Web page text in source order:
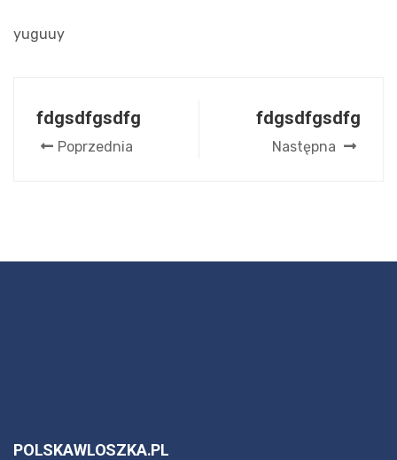
yuguuy
fdgsdfgsdfg
Poprzednia
fdgsdfgsdfg
Następna
POLSKAWLOSZKA.PL